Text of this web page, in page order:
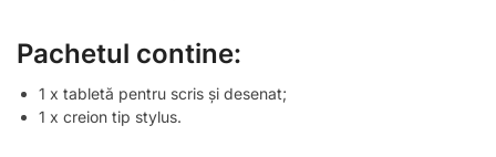
Pachetul contine:
1 x tabletă pentru scris și desenat;
1 x creion tip stylus.